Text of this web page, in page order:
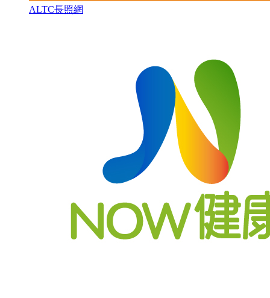
ALTC長照網